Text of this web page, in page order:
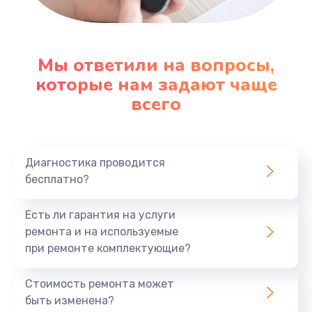
Заказать
Ремонт подсветки
Заказать
930 руб.
Заказать
Мы ответили на вопросы,
которые нам задают чаще
всего
Диагностика проводится
бесплатно?
Есть ли гарантия на услуги
ремонта и на используемые
при ремонте комплектующие?
Стоимость ремонта может
быть изменена?